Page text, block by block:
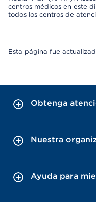
centros médicos en este
todos los centros de
Esta página fue
Obtenga
Nuestra
Ayuda para